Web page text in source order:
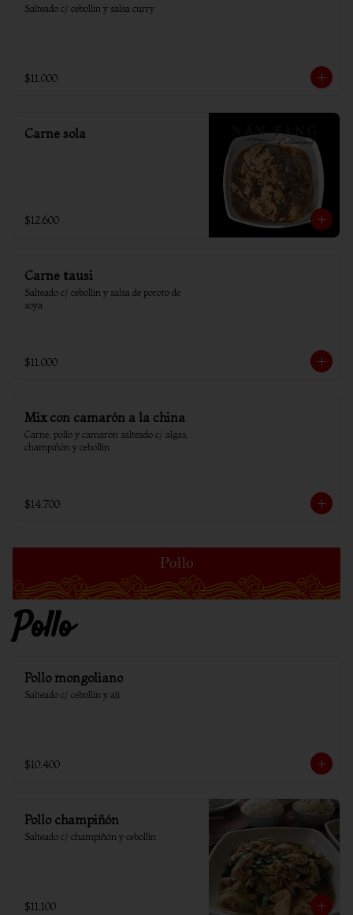
Salteado c/ cebollin y salsa curry
$11.000
Carne sola
$12.600
Carne tausi
Salteado c/ cebollin y salsa de poroto de
soya
$11.000
Mix con camarón a la china
Carne, pollo y camarón salteado c/ algas,
champiñón y cebollín
$14.700
Pollo
Pollo mongoliano
Salteado c/ cebollin y aji
$10.400
Pollo champiñón
Salteado c/ champiñón y cebollín
$11.100